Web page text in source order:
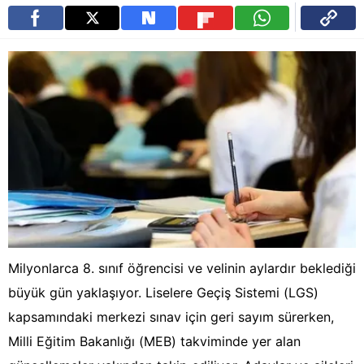
Milyonlarca 8. sınıf öğrencisi ve velinin aylardır beklediği
büyük gün yaklaşıyor. Liselere Geçiş Sistemi (LGS)
kapsamındaki merkezi sınav için geri sayım sürerken,
Milli Eğitim Bakanlığı (MEB) takviminde yer alan